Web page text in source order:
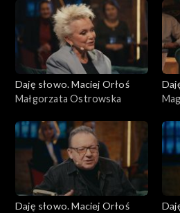
Daję słowo. Maciej Orłoś
Małgorzata Ostrowska
Daję słowo. Maciej Orłoś